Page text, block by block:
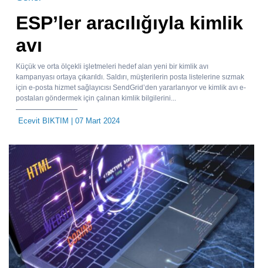
ESP’ler aracılığıyla kimlik
avı
Küçük ve orta ölçekli işletmeleri hedef alan yeni bir kimlik avı
kampanyası ortaya çıkarıldı. Saldırı, müşterilerin posta listelerine sızmak
için e-posta hizmet sağlayıcısı SendGrid’den yararlanıyor ve kimlik avı e-
postaları göndermek için çalınan kimlik bilgilerini...
Ecevit BIKTIM | 07 Mart 2024